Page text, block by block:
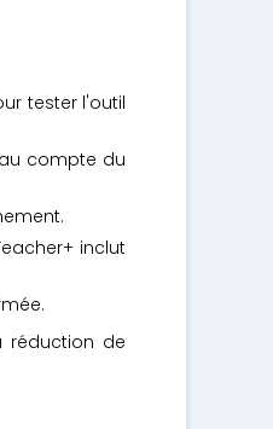
tester l'outil
compte du
inclut
réduction de